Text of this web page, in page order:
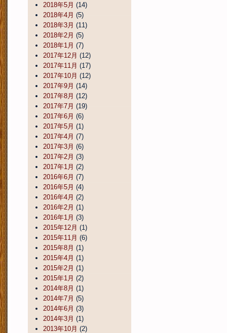
2018年5月 (14)
2018年4月 (5)
2018年3月 (11)
2018年2月 (5)
2018年1月 (7)
2017年12月 (12)
2017年11月 (17)
2017年10月 (12)
2017年9月 (14)
2017年8月 (12)
2017年7月 (19)
2017年6月 (6)
2017年5月 (1)
2017年4月 (7)
2017年3月 (6)
2017年2月 (3)
2017年1月 (2)
2016年6月 (7)
2016年5月 (4)
2016年4月 (2)
2016年2月 (1)
2016年1月 (3)
2015年12月 (1)
2015年11月 (6)
2015年8月 (1)
2015年4月 (1)
2015年2月 (1)
2015年1月 (2)
2014年8月 (1)
2014年7月 (5)
2014年6月 (3)
2014年3月 (1)
2013年10月 (2)